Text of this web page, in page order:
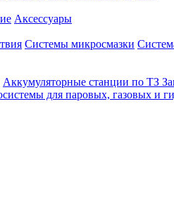
Аксессуары
Системы микросмазки
Аккумуляторные станции по ТЗ
для паровых, газовых и